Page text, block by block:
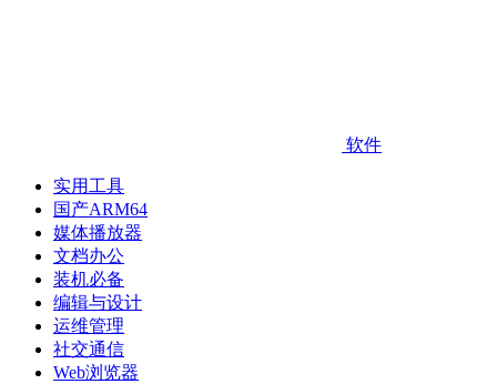
软件
实用工具
国产ARM64
媒体播放器
文档办公
装机必备
编辑与设计
运维管理
社交通信
Web浏览器